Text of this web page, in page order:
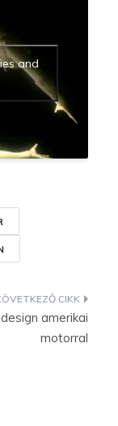
and
amerikai
motorral